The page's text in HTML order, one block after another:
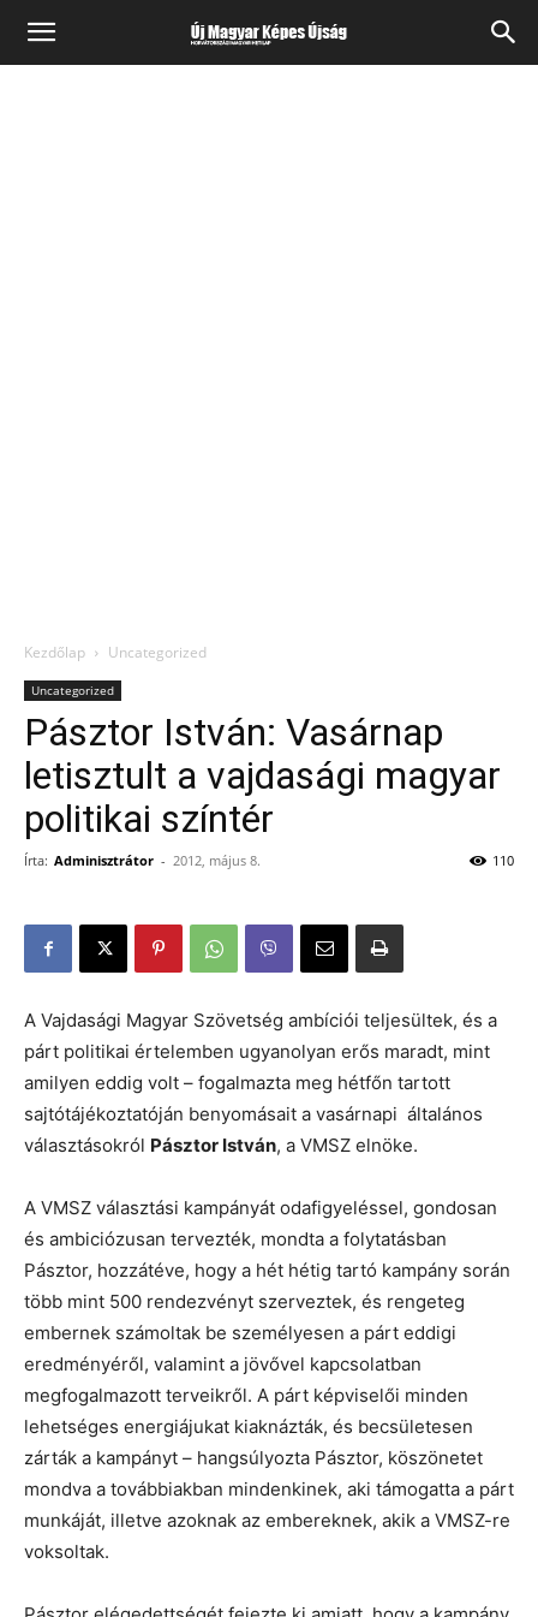
Kezdőlap Uncategorized
Uncategorized
Pásztor István: Vasárnap
letisztult a vajdasági magyar
politikai színtér
Írta: Adminisztrátor - 2012, május 8. 110
A Vajdasági Magyar Szövetség ambíciói teljesültek, és a
párt politikai értelemben ugyanolyan erős maradt, mint
amilyen eddig volt – fogalmazta meg hétfőn tartott
sajtótájékoztatóján benyomásait a vasárnapi általános
választásokról Pásztor István, a VMSZ elnöke.
A VMSZ választási kampányát odafigyeléssel, gondosan
és ambiciózusan tervezték, mondta a folytatásban
Pásztor, hozzátéve, hogy a hét hétig tartó kampány során
több mint 500 rendezvényt szerveztek, és rengeteg
embernek számoltak be személyesen a párt eddigi
eredményéről, valamint a jövővel kapcsolatban
megfogalmazott terveikről. A párt képviselői minden
lehetséges energiájukat kiaknázták, és becsületesen
zárták a kampányt – hangsúlyozta Pásztor, köszönetet
mondva a továbbiakban mindenkinek, aki támogatta a párt
munkáját, illetve azoknak az embereknek, akik a VMSZ-re
voksoltak.